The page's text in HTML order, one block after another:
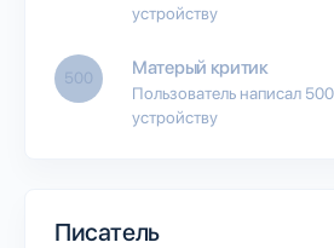
устройству
500 Матерый критик
Пользователь написал
устройству
Писатель